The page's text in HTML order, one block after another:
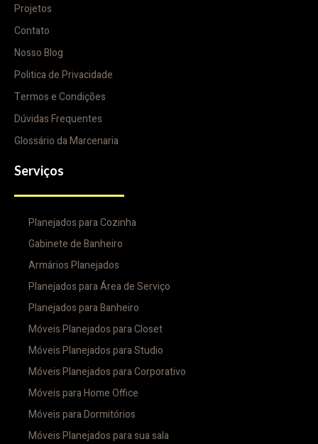
Projetos
Contato
Nosso Blog
Politica de Privacidade
Termos e Condições
Dúvidas Frequentes
Glossário da Marcenaria
Serviços
Planejados para Cozinha
Gabinete de Banheiro
Armários Planejados
Planejados para Área de Serviço
Planejados para Banheiro
Móveis Planejados para Closet
Móveis Planejados para Studio
Móveis Planejados para Corporativo
Móveis para Home Office
Móveis para Dormitórios
Móveis Planejados para sua sala